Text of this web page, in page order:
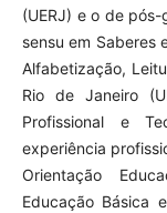
(UERJ) e o de
sensu em Saberes
Alfabetização,
Rio de Janeiro
Profissional e
experiência
Orientação
Educação Básica